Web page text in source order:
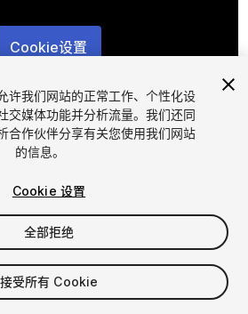
Cookie设置
1/11
许我们网站的正常工作、个性化设
交媒体功能并分析流量。我们还同
合作伙伴分享有关您使用我们网站
的信息。
Cookie 设置
全部拒绝
接受所有 Cookie